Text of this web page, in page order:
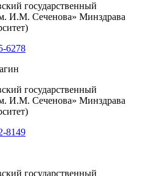
государственный
И.М. Сеченова» Минздрава
6278
государственный
И.М. Сеченова» Минздрава
8149
государственный